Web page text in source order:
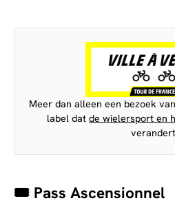
Meer dan alleen een bezoek
label dat de wielersport en
🎟️ Pass Ascensionnel